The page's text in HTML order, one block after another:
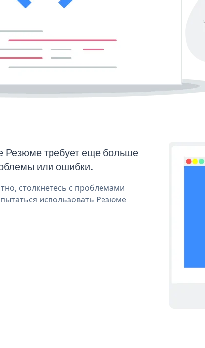
Резюме требует еще больше
или ошибки.
столкнетесь с проблемами
использовать Резюме